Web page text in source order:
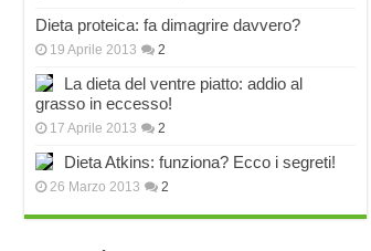
Dieta proteica: fa dimagrire davvero?
19 Aprile 2013 2
La dieta del ventre piatto: addio al
grasso in eccesso!
17 Aprile 2013 2
Dieta Atkins: funziona? Ecco i segreti!
26 Marzo 2013 2